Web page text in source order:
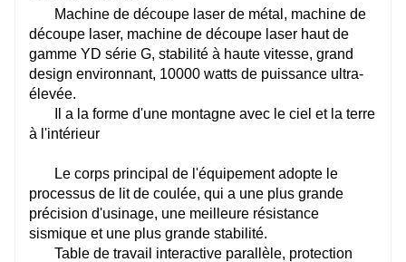
Machine de découpe laser de métal, machine de
découpe laser, machine de découpe laser haut de
gamme YD série G, stabilité à haute vitesse, grand
design environnant, 10000 watts de puissance ultra-
élevée.
Il a la forme d'une montagne avec le ciel et la terre
à l'intérieur
Le corps principal de l'équipement adopte le
processus de lit de coulée, qui a une plus grande
précision d'usinage, une meilleure résistance
sismique et une plus grande stabilité.
Table de travail interactive parallèle, protection